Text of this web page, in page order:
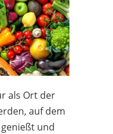
als Ort der
auf dem
und